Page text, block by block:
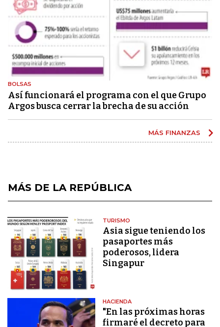
BOLSAS
Así funcionará el programa con el que Grupo
Argos busca cerrar la brecha de su acción
MÁS FINANZAS
MÁS DE LA REPÚBLICA
TURISMO
Asia sigue teniendo los
pasaportes más
poderosos, lidera
Singapur
HACIENDA
"En las próximas horas
firmaré el decreto para